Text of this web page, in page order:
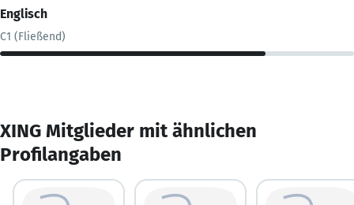
Englisch
C1 (Fließend)
XING Mitglieder mit ähnlichen
Profilangaben